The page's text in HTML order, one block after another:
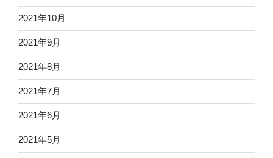
2021年10月
2021年9月
2021年8月
2021年7月
2021年6月
2021年5月